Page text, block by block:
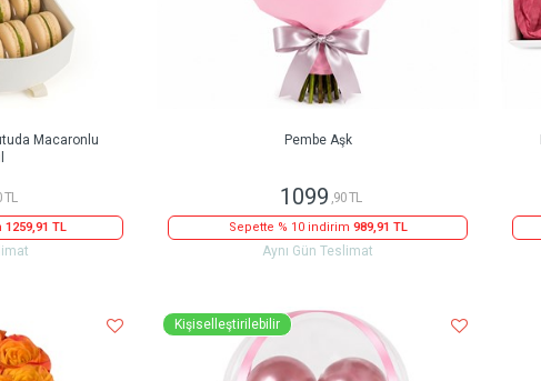
Macaronlu
TL
1259,91 TL
Pembe Aşk
1099 ,90 TL
Sepette % 10 indirim 989,91 TL
Aynı Gün Teslimat
Kişiselleştirilebilir